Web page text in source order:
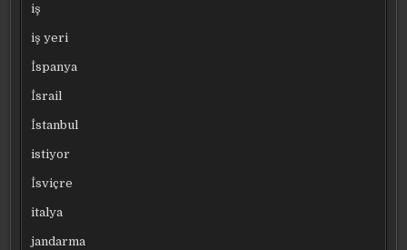
iş
iş yeri
İspanya
İsrail
İstanbul
istiyor
İsviçre
italya
jandarma